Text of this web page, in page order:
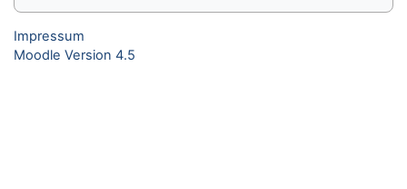
Impressum
Moodle Version 4.5